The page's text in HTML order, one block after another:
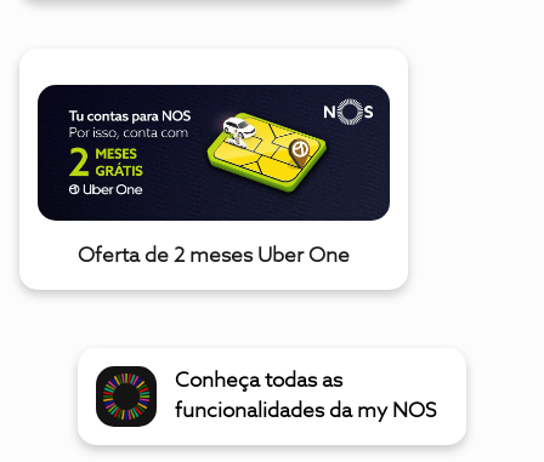
Oferta de 2 meses Uber One
Conheça todas as
funcionalidades da my NOS